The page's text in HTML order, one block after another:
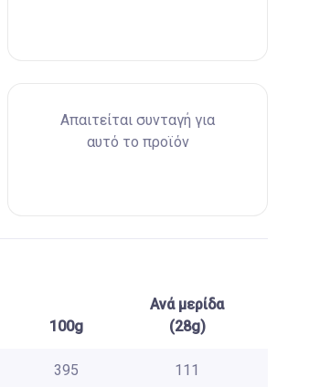
Απαιτείται συνταγή για
αυτό το προϊόν
100g
Ανά μερίδα
(28g)
395 111